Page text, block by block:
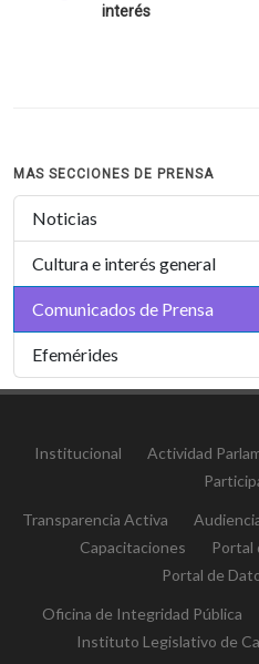
interés
MAS SECCIONES DE PRENSA
Noticias
Cultura e interés general
Comunicados de Prensa
Efemérides
Institucional Actividad
Transparencia Activa
Capacitaciones
Portal
Portal de
Oficina de Integridad Pública
Instituto Legislativo de